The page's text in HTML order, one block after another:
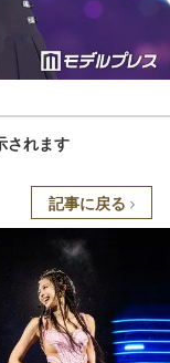
されます
記事に戻る